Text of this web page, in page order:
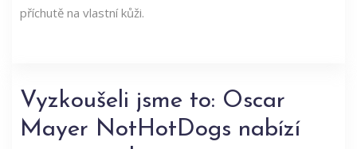
příchutě na vlastní kůži.
Vyzkoušeli jsme to: Oscar
Mayer NotHotDogs nabízí